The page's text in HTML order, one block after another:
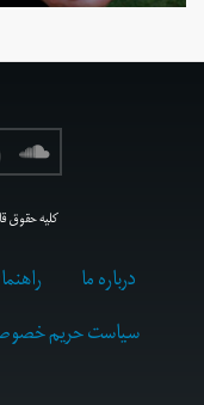
کلیه حقوق
درباره ما
سیاست حریم